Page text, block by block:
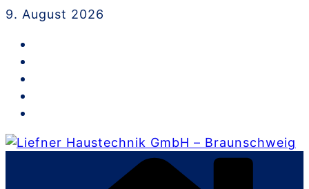
Skip
content
9. August 2026